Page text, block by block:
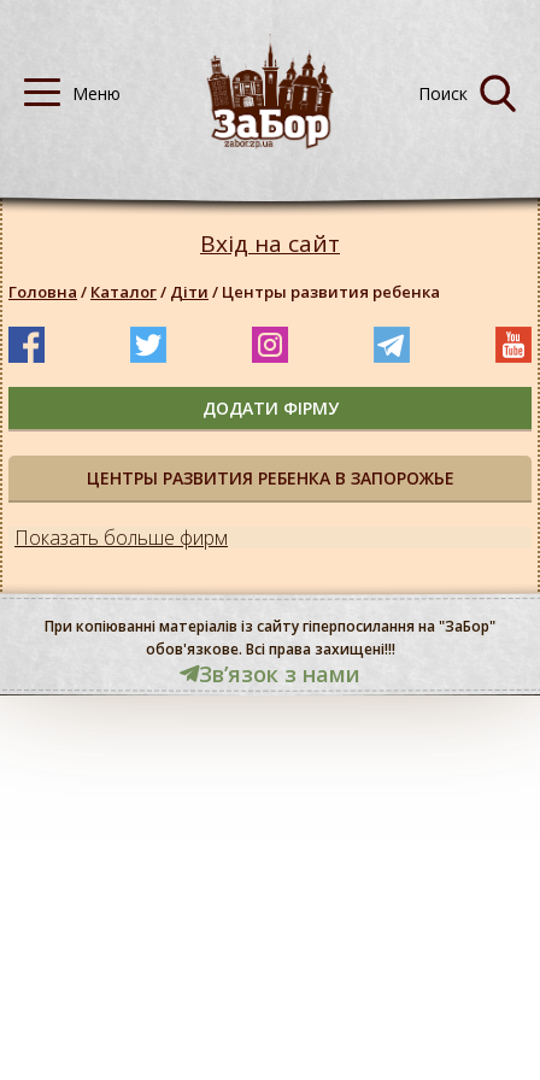
ЦЕНТРЫ РАЗВИТИЯ РЕБЕНКА В ЗАПОРОЖЬЕ
Показать больше фирм
Вхід на сайт
Головна / Каталог/ Діти / Центры развития ребенка
ДОДАТИ ФІРМУ
При копіюванні матеріалів із сайту гіперпосилання на "ЗаБор"
обов'язкове. Всі права захищені!!!
Звʼязок з нами